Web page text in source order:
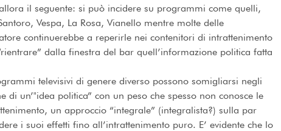
il seguente: si può incidere su programmi come quelli,
Vespa, La Rosa, Vianello mentre molte delle
continuerebbe a reperirle nei contenitori di intrattenimento
dalla finestra del bar quell’informazione politica fatta
televisivi di genere diverso possono somigliarsi negli
un’"idea politica” con un peso che spesso non conosce le
un approccio “integrale” (integralista?) sulla par
i suoi effetti fino all’intrattenimento puro. E’ evidente che lo